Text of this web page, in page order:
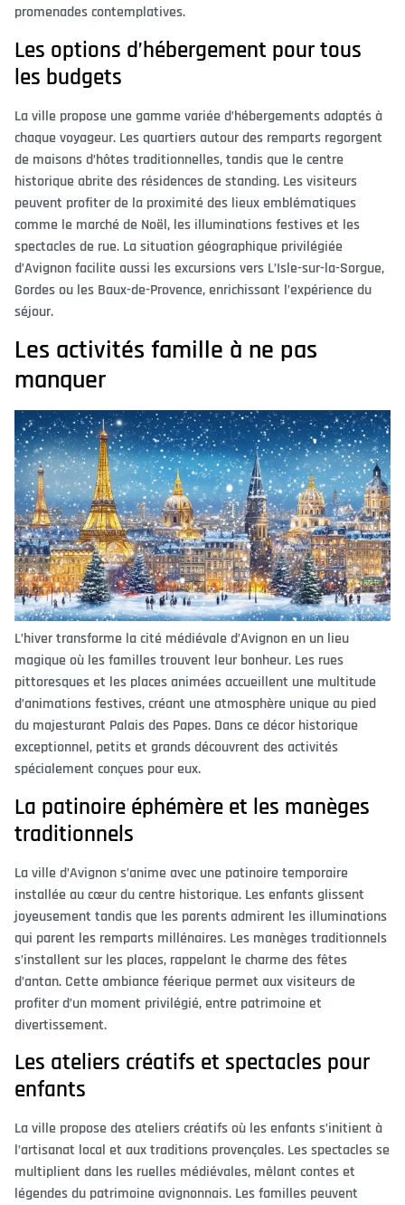
promenades contemplatives.
Les options d’hébergement pour tous
les budgets
La ville propose une gamme variée d’hébergements adaptés à
chaque voyageur. Les quartiers autour des remparts regorgent
de maisons d’hôtes traditionnelles, tandis que le centre
historique abrite des résidences de standing. Les visiteurs
peuvent profiter de la proximité des lieux emblématiques
comme le marché de Noël, les illuminations festives et les
spectacles de rue. La situation géographique privilégiée
d’Avignon facilite aussi les excursions vers L’Isle-sur-la-Sorgue,
Gordes ou les Baux-de-Provence, enrichissant l’expérience du
séjour.
Les activités famille à ne pas
manquer
L’hiver transforme la cité médiévale d’Avignon en un lieu
magique où les familles trouvent leur bonheur. Les rues
pittoresques et les places animées accueillent une multitude
d’animations festives, créant une atmosphère unique au pied
du majesturant Palais des Papes. Dans ce décor historique
exceptionnel, petits et grands découvrent des activités
spécialement conçues pour eux.
La patinoire éphémère et les manèges
traditionnels
La ville d’Avignon s’anime avec une patinoire temporaire
installée au cœur du centre historique. Les enfants glissent
joyeusement tandis que les parents admirent les illuminations
qui parent les remparts millénaires. Les manèges traditionnels
s’installent sur les places, rappelant le charme des fêtes
d’antan. Cette ambiance féerique permet aux visiteurs de
profiter d’un moment privilégié, entre patrimoine et
divertissement.
Les ateliers créatifs et spectacles pour
enfants
La ville propose des ateliers créatifs où les enfants s’initient à
l’artisanat local et aux traditions provençales. Les spectacles se
multiplient dans les ruelles médiévales, mêlant contes et
légendes du patrimoine avignonnais. Les familles peuvent